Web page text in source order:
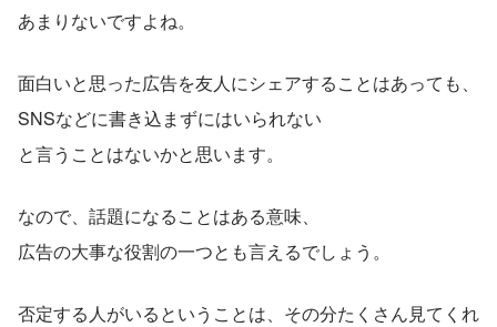
あまりないですよね。
面白いと思った広告を友人にシェアすることはあっても、
SNSなどに書き込まずにはいられない
と言うことはないかと思います。
なので、話題になることはある意味、
広告の大事な役割の一つとも言えるでしょう。
否定する人がいるということは、その分たくさん見てくれ